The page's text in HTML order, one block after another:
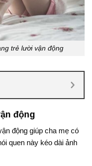
trẻ lười vận động
động
động giúp cha mẹ có
quen này kéo dài ảnh